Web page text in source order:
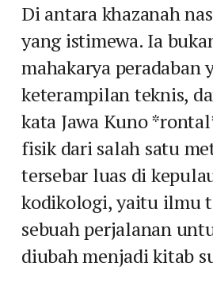
Di antara khazanah
yang istimewa. Ia
mahakarya peradaban
keterampilan teknis,
kata Jawa Kuno
fisik dari salah satu
tersebar luas di
kodikologi, yaitu ilmu
sebuah perjalanan
diubah menjadi kitab